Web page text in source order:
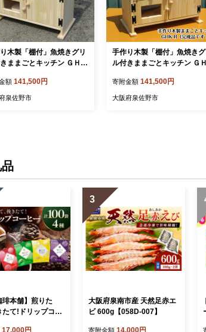
木製「棚付」魚焼きグリ
ままごとキッチン ＧＨＫ
額 141,500円
泉佐野市
手作り木製「棚付」魚焼きグ
ル付きままごとキッチン Ｇ
寄附金額 141,500円
大阪府泉佐野市
琲本舗】煎りた
たて!ドリップコー
17,000円
3
大阪府泉南市産 天然足赤エ
ビ 600g【058D-007】
寄附金額 14,000円